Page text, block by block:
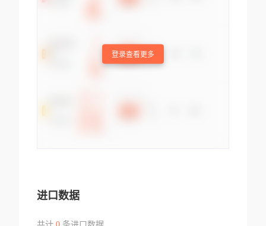
登录查看更多
进口数据